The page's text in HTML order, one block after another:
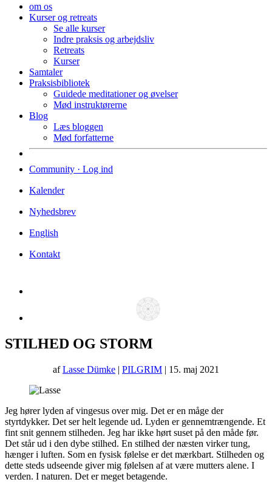
om os
Kurser og retreats
Se alle kurser
Indre praksis og arbejdsliv
Retreats
Kurser
Samtaler
Praksisbibliotek
Guidede meditationer og øvelser
Mød instruktørerne
Blog
Læs bloggen
Mød forfatterne
Community · Log ind
Kalender
Nyhedsbrev
English
Kontakt
STILHED OG STORM
afLasse Dümke | PILGRIM | 15. maj 2021
Jeg hører lyden af vingesus over mig. Det er en måge der
styrtdykker. Det ser helt legende ud. Lyden er gennemtrængende. Et
fint snit gennem stilheden. Jeg har ikke hørt suset på den måde før.
Det står ud i den dybe stilhed. En stilhed der næsten virker tung,
hænger i luften. Som en fysisk følelse er det mærkbart. Stilheden og
dette steds udseende giver mig følelsen af at være mutters alene. I
verden. I naturen. Det er meget betagende.